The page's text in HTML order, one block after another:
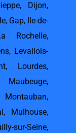
, Dijon,
, Gap,
Ile-de-
Rochelle,
, Levallois-
, Lourdes,
Maubeuge,
Montauban,
, Mulhouse,
sur-Seine,